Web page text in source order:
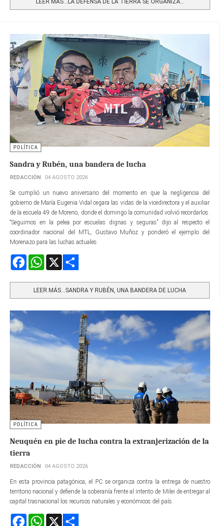
LEER MÁS…LA DEFENSA DE LA TIERRA SE ORGANIZA...
POLÍTICA
Sandra y Rubén, una bandera de lucha
REDACCIÓN 04 AGOSTO 2026
Se cumplió un nuevo aniversario del momento en que la negligencia del
gobierno de María Eugenia Vidal cegara las vidas de la vicedirectora y el auxiliar
de la escuela 49 de Moreno, donde el domingo la comunidad volvió recordarlos.
“Seguimos en la pelea por escuelas dignas y seguras” dijo al respecto el
coordinador nacional del MTL, Gustavo Muñoz y ponderó el ejemplo del
Morenazo para las luchas actuales.
FacebookWhatsApp
LEER MÁS…SANDRA Y RUBÉN, UNA BANDERA DE LUCHA
POLÍTICA
Neuquén en pie de lucha contra la extranjerización de la
tierra
REDACCIÓN 04 AGOSTO 2026
En esta provincia patagónica, el PC se organiza contra la entrega de nuestro
territorio nacional y defiende la soberanía frente al intento de Milei de entregar al
capital trasnacional los recursos naturales y económicos del país.
FacebookWhatsApp